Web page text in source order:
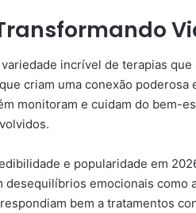
incrível de terapias
criam uma conexão
monitoram e cuidam do bem-
e popularidade em
emocionais
bem a tratamentos